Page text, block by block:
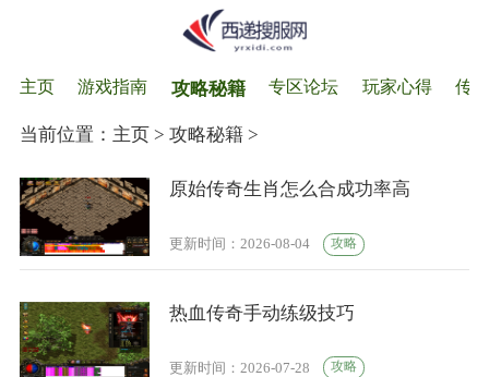
主页 游戏指南 攻略秘籍 专区论坛 玩家心得 传
当前位置： 主页> 攻略秘籍>
原始传奇生肖怎么合成功率高
更新时间：2026-08-04 攻略
热血传奇手动练级技巧
更新时间：2026-07-28 攻略